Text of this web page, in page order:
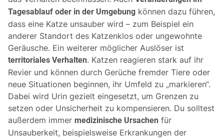
Tagesablauf oder in der Umgebung können dazu führen,
dass eine Katze unsauber wird – zum Beispiel ein
anderer Standort des Katzenklos oder ungewohnte
Geräusche. Ein weiterer möglicher Auslöser ist
territoriales Verhalten. Katzen reagieren stark auf ihr
Revier und können durch Gerüche fremder Tiere oder
neue Situationen beginnen, ihr Umfeld zu „markieren“.
Dabei wird Urin gezielt eingesetzt, um Grenzen zu
setzen oder Unsicherheit zu kompensieren. Du solltest
außerdem immer medizinische Ursachen für
Unsauberkeit, beispielsweise Erkrankungen der